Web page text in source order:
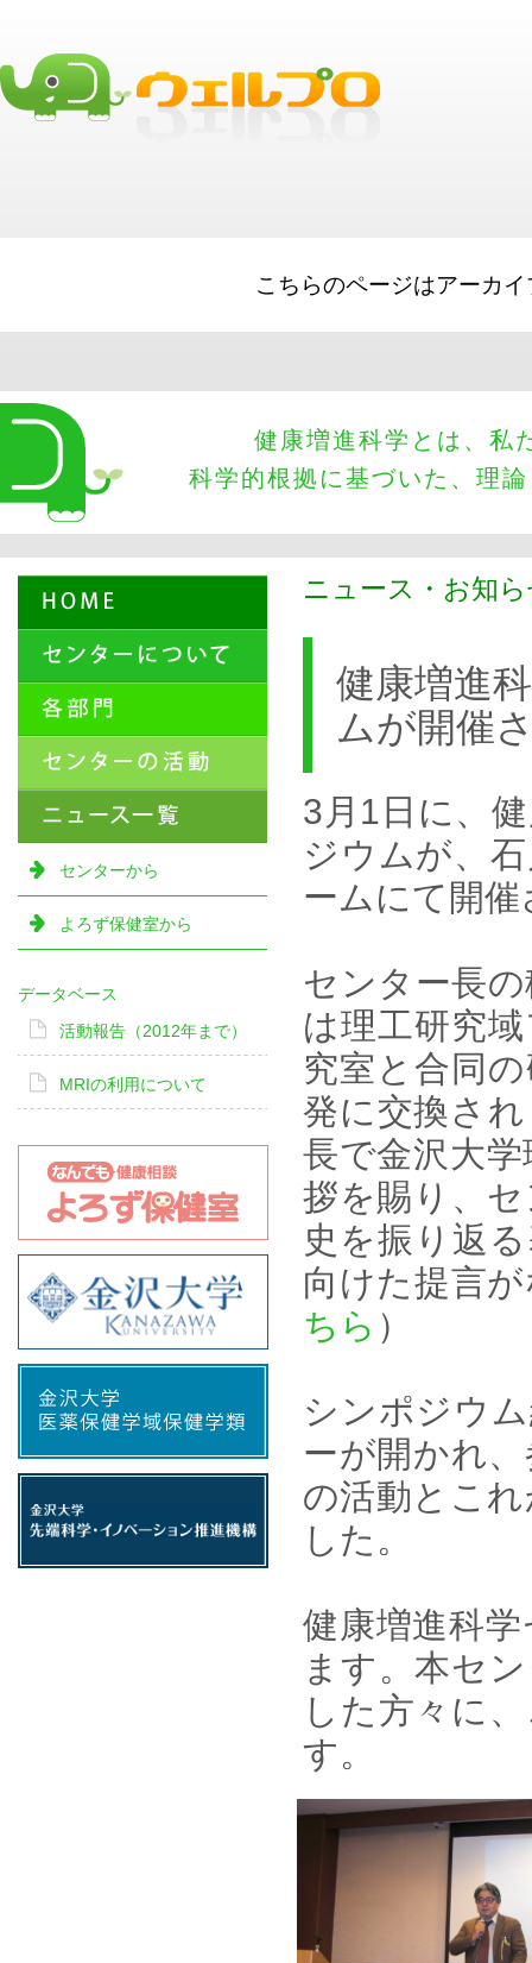
こちらのページはアーカ
健康増進科学とは、私
科学的根拠に基づいた、理
ニュース・お知
健康増進
ムが開催
3月1日に、
ジウムが、
ームにて開
センター長
は理工研究
究室と合同
発に交換さ
長で金沢大
拶を賜り、
史を振り返
向けた提言
ちら ）
シンポジウ
ーが開かれ
の活動とこ
した。
健康増進科
ます。本セ
した方々に
す。
センターから
よろず保健室から
データベース
活動報告（2012年まで）
MRIの利用について